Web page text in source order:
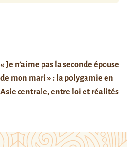
« Je n’aime pas la seconde épouse
de mon mari » : la polygamie en
Asie centrale, entre loi et réalités